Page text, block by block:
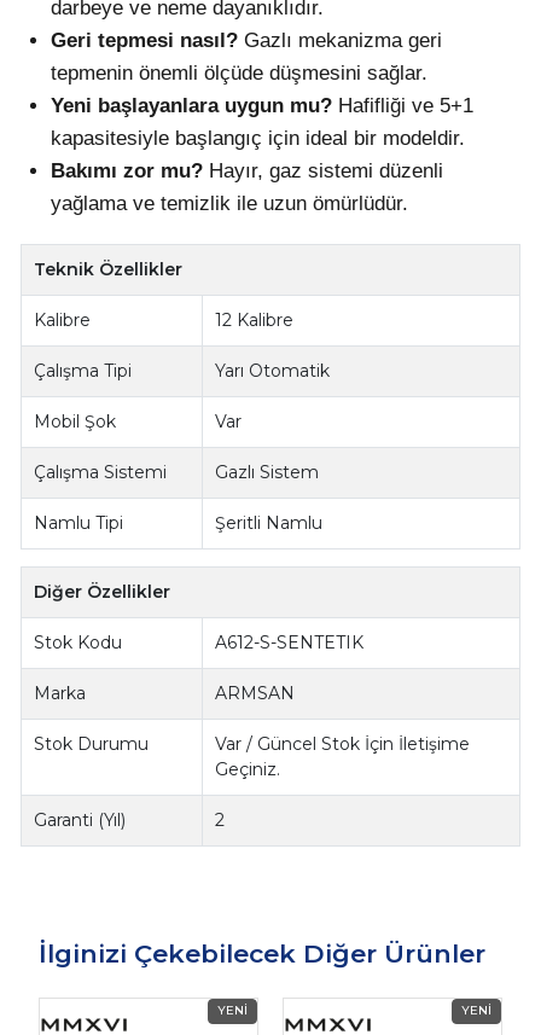
darbeye ve neme dayanıklıdır.
Geri tepmesi nasıl? Gazlı mekanizma geri
tepmenin önemli ölçüde düşmesini sağlar.
Yeni başlayanlara uygun mu? Hafifliği ve 5+1
kapasitesiyle başlangıç için ideal bir modeldir.
Bakımı zor mu? Hayır, gaz sistemi düzenli
yağlama ve temizlik ile uzun ömürlüdür.
Teknik Özellikler
Kalibre 12 Kalibre
Çalışma Tipi Yarı Otomatik
Mobil Şok Var
Çalışma Sistemi Gazlı Sistem
Namlu Tipi Şeritli Namlu
Diğer Özellikler
Stok Kodu A612-S-SENTETIK
Marka ARMSAN
Stok Durumu
Var / Güncel Stok İçin İletişime
Geçiniz.
Garanti (Yıl) 2
İlginizi Çekebilecek Diğer Ürünler